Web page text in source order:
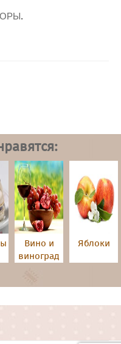
.
Вино и
виноград
Яблоки